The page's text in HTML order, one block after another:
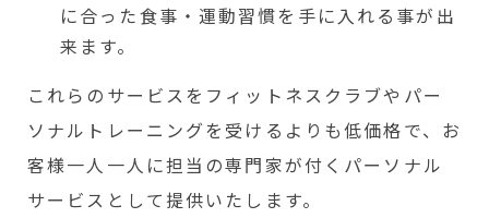
に合った食事・運動習慣を手に入れる事が出
来ます。
これらのサービスをフィットネスクラブやパー
ソナルトレーニングを受けるよりも低価格で、お
客様一人一人に担当の専門家が付くパーソナル
サービスとして提供いたします。